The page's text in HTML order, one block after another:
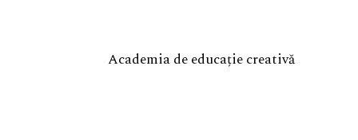
Academia de educație creativă